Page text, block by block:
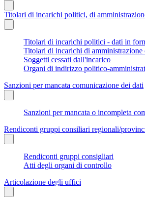
Titolari di incarichi politici, di
Titolari di incarichi politici - dati in
Titolari di incarichi di
Soggetti cessati dall'incarico
Organi di indirizzo politico-
Sanzioni per mancata comunicazione dei dati
Sanzioni per mancata o incompleta
Rendiconti gruppi consiliari regionali/
Rendiconti gruppi consigliari
Atti degli organi di controllo
Articolazione degli uffici